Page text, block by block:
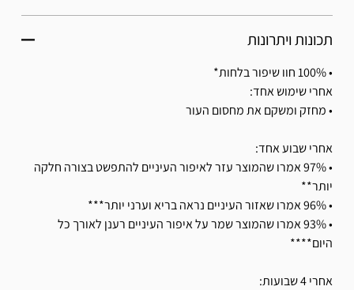
תכונות ויתרונות
• 100% חוו שיפור בלחות*
אחרי שימוש אחד:
• מחזק ומשקם את מחסום העור
אחרי שבוע אחד:
• 97% אמרו שהמוצר עזר לאיפור העיניים להתפשט בצורה חלקה
יותר**
• 96% אמרו שאזור העיניים נראה בריא וערני יותר***
• 93% אמרו שהמוצר שמר על איפור העיניים רענן לאורך כל
היום****
אחרי 4 שבועות: